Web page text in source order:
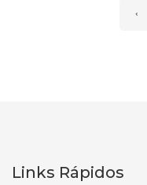
‹
Links Rápidos